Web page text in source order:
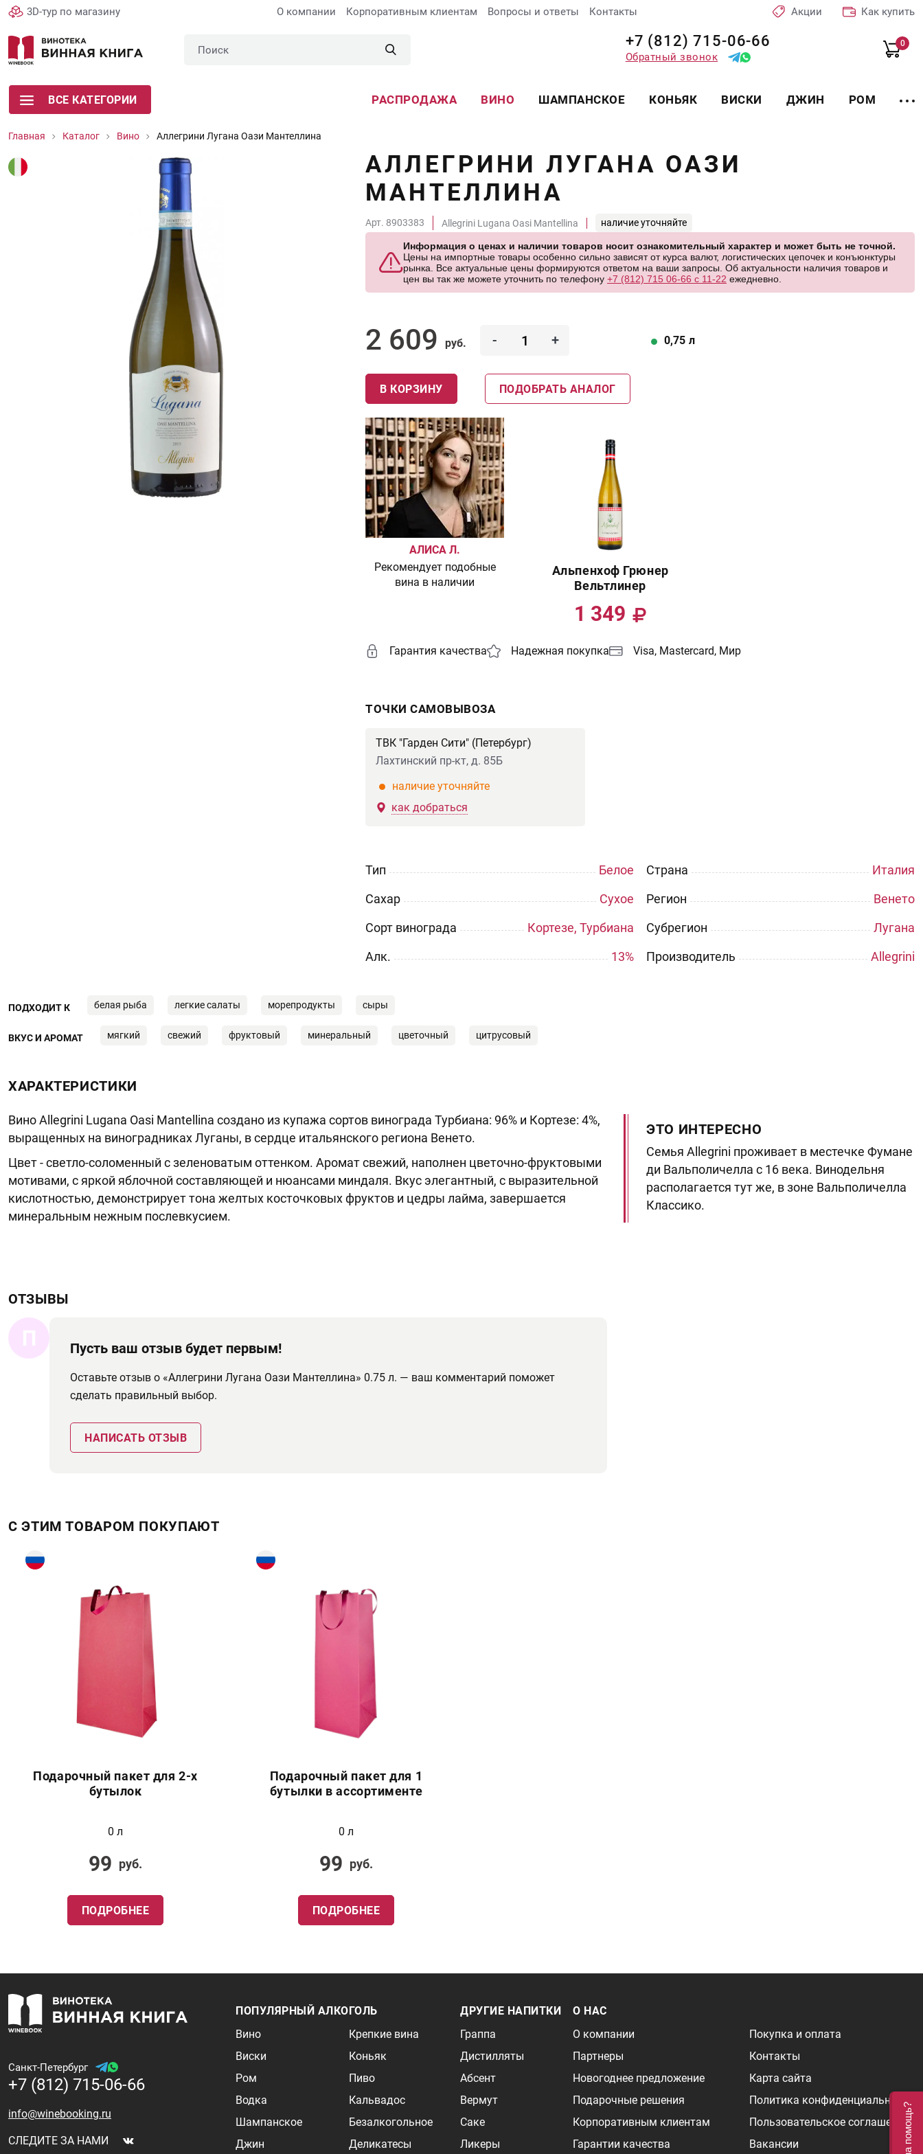
3D-тур по магазину О компании Корпоративным клиентам Вопросы и ответы Контакты Акции Как купить
+7 (812) 715-06-66
Обратный звонок
0
ВСЕ КАТЕГОРИИ РАСПРОДАЖА ВИНО ШАМПАНСКОЕ КОНЬЯК ВИСКИ ДЖИН РОМ
Главная Каталог Вино Аллегрини Лугана Оази Мантеллина
АЛЛЕГРИНИ ЛУГАНА ОАЗИ
МАНТЕЛЛИНА
Арт. 8903383 Allegrini Lugana Oasi Mantellina наличие уточняйте
Информация о ценах и наличии товаров носит ознакомительный характер и может быть не точной.
Цены на импортные товары особенно сильно зависят от курса валют, логистических цепочек и конъюнктуры
рынка. Все актуальные цены формируются ответом на ваши запросы. Об актуальности наличия товаров и
цен вы так же можете уточнить по телефону +7 (812) 715 06-66 с 11-22 ежедневно.
2 609 руб. - +
В КОРЗИНУ ПОДОБРАТЬ АНАЛОГ
0,75 л
АЛИСА Л.
Рекомендует подобные
вина в наличии
Альпенхоф Грюнер
Вельтлинер
1 349
Гарантия качества Надежная покупка Visa, Mastercard, Мир
ТОЧКИ САМОВЫВОЗА
ТВК "Гарден Сити" (Петербург)
Лахтинский пр-кт, д. 85Б
наличие уточняйте
как добраться
Тип
Белое
Сахар
Сухое
Сорт винограда
Кортезе, Турбиана
Aлк.
13%
Страна
Италия
Регион
Венето
Субрегион
Лугана
Производитель
Allegrini
ПОДХОДИТ К белая рыба легкие салаты морепродукты сыры
ВКУС И АРОМАТ мягкий свежий фруктовый минеральный цветочный цитрусовый
ХАРАКТЕРИСТИКИ
Вино Allegrini Lugana Oasi Mantellina создано из купажа сортов винограда Турбиана: 96% и Кортезе: 4%,
выращенных на виноградниках Луганы, в сердце итальянского региона Венето.
Цвет - светло-соломенный с зеленоватым оттенком. Аромат свежий, наполнен цветочно-фруктовыми
мотивами, с яркой яблочной составляющей и нюансами миндаля. Вкус элегантный, с выразительной
кислотностью, демонстрирует тона желтых косточковых фруктов и цедры лайма, завершается
минеральным нежным послевкусием.
ЭТО ИНТЕРЕСНО
Семья Allegrini проживает в местечке Фумане
ди Вальполичелла с 16 века. Винодельня
располагается тут же, в зоне Вальполичелла
Классико.
ОТЗЫВЫ
П Пусть ваш отзыв будет первым!
Оставьте отзыв о «Аллегрини Лугана Оази Мантеллина» 0.75 л. — ваш комментарий поможет
сделать правильный выбор.
НАПИСАТЬ ОТЗЫВ
С ЭТИМ ТОВАРОМ ПОКУПАЮТ
Подарочный пакет для 2-х
бутылок
0 л
99 руб.
ПОДРОБНЕЕ
Подарочный пакет для 1
бутылки в ассортименте
0 л
99 руб.
ПОДРОБНЕЕ
Санкт-Петербург
+7 (812) 715-06-66
info@winebooking.ru
СЛЕДИТЕ ЗА НАМИ
ПОПУЛЯРНЫЙ АЛКОГОЛЬ
Вино
Виски
Ром
Водка
Шампанское
Джин
Крепкие вина
Коньяк
Пиво
Кальвадос
Безалкогольное
Деликатесы
ДРУГИЕ НАПИТКИ
Граппа
Дистилляты
Абсент
Вермут
Саке
Ликеры
О НАС
О компании
Партнеры
Новогоднее предложение
Подарочные решения
Корпоративным клиентам
Гарантии качества
Покупка и оплата
Контакты
Карта сайта
Политика конфиденциальности
Пользовательское соглашение
Вакансии